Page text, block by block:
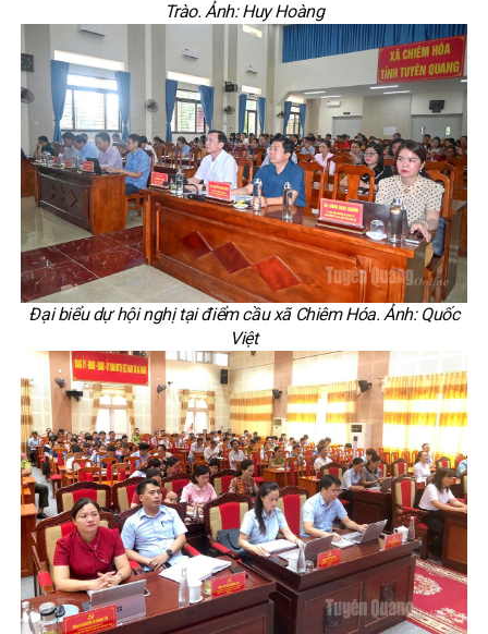
Trào. Ảnh: Huy Hoàng
Đại biểu dự hội nghị tại điểm cầu xã Chiêm Hóa. Ảnh: Quốc
Việt